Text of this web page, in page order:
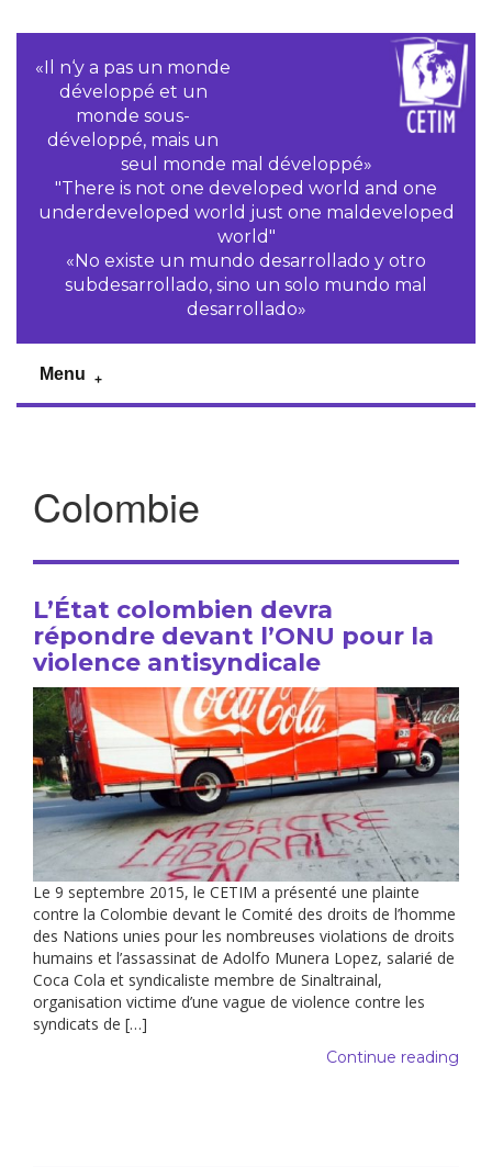
«Il n‘y a pas un monde
développé et un
monde sous-
développé, mais un
seul monde mal développé»
"There is not one developed world and one
underdeveloped world just one maldeveloped
world"
«No existe un mundo desarrollado y otro
subdesarrollado, sino un solo mundo mal
desarrollado»
Menu
Colombie
L’État colombien devra
répondre devant l’ONU pour la
violence antisyndicale
Le 9 septembre 2015, le CETIM a présenté une plainte
contre la Colombie devant le Comité des droits de l’homme
des Nations unies pour les nombreuses violations de droits
humains et l’assassinat de Adolfo Munera Lopez, salarié de
Coca Cola et syndicaliste membre de Sinaltrainal,
organisation victime d’une vague de violence contre les
syndicats de […]
Continue reading